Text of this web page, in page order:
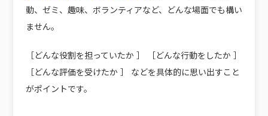
動、ゼミ、趣味、ボランティアなど、どんな場面でも構い
ません。
［どんな役割を担っていたか ］ ［どんな行動をしたか ］
［どんな評価を受けたか ］ などを具体的に思い出すこと
がポイントです。